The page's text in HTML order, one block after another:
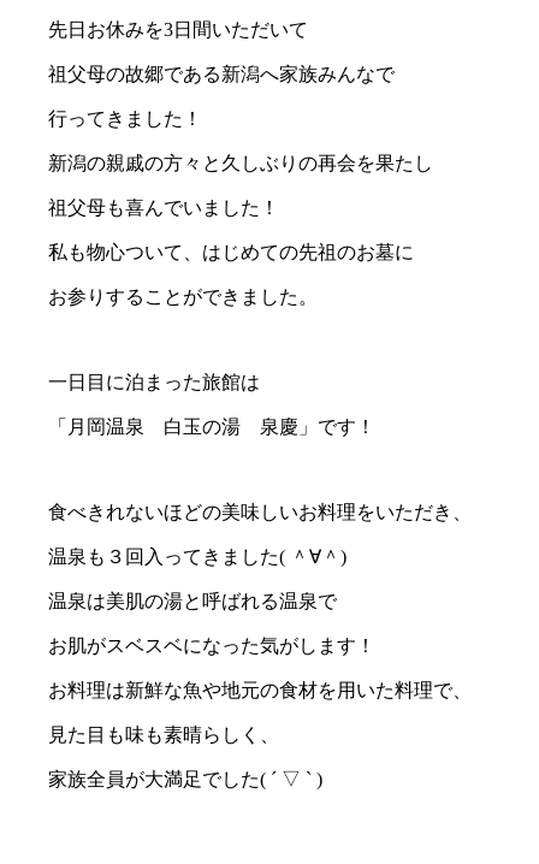
先日お休みを3日間いただいて
祖父母の故郷である新潟へ家族みんなで
行ってきました！
新潟の親戚の方々と久しぶりの再会を果たし
祖父母も喜んでいました！
私も物心ついて、はじめての先祖のお墓に
お参りすることができました。
一日目に泊まった旅館は
「月岡温泉 白玉の湯 泉慶」です！
食べきれないほどの美味しいお料理をいただき、
温泉も３回入ってきました( ＾∀＾)
温泉は美肌の湯と呼ばれる温泉で
お肌がスベスベになった気がします！
お料理は新鮮な魚や地元の食材を用いた料理で、
見た目も味も素晴らしく、
家族全員が大満足でした( ´ ▽ ` )